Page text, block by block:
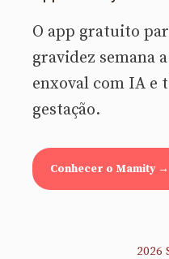
O app gratuito
gravidez semana
enxoval com IA e
gestação.
Conhecer o Mamity →
2026